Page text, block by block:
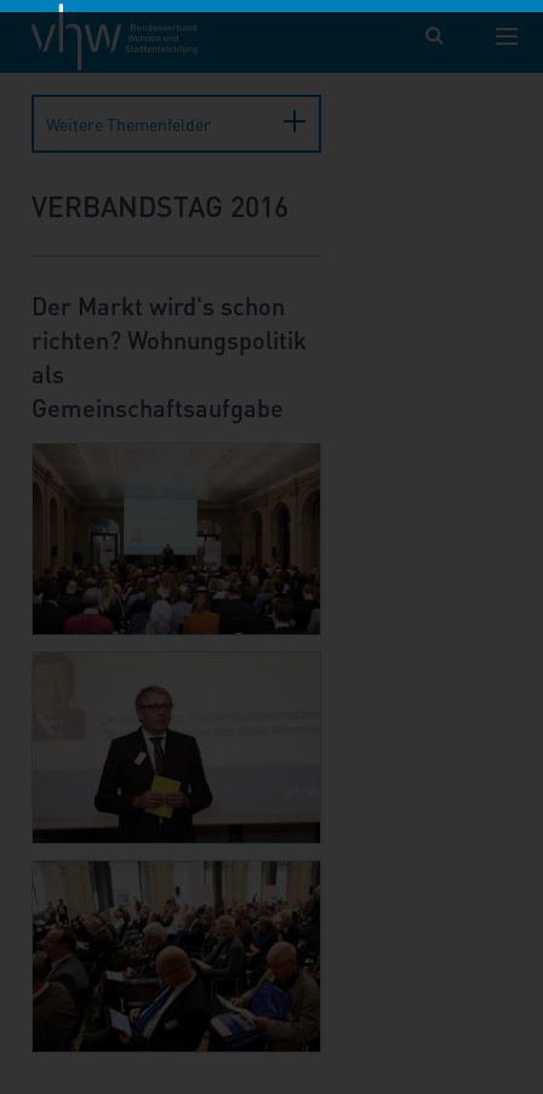
vhw – Bundesverband für Wohnen und Stadtentwicklung e. V.
Termine
Veranstaltungsberichte
Weitere Themenfelder
VERBANDSTAG 2016
Der Markt wird's schon
richten? Wohnungspolitik
als
Gemeinschaftsaufgabe